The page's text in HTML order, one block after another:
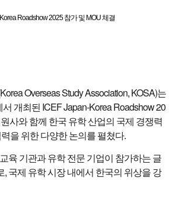
Roadshow 2025 참가 및 MOU 체결
Overseas Study Association, KOSA)는
개최된 ICEF Japan-Korea Roadshow 20
사와 함께 한국 유학 산업의 국제 경쟁력
을 위한 다양한 논의를 펼쳤다.
육 기관과 유학 전문 기업이 참가하는 글
국제 유학 시장 내에서 한국의 위상을 강